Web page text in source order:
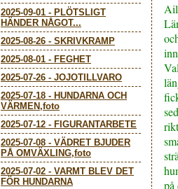
2025-09-01 - PLÖTSLIGT
HÄNDER NÅGOT...
2025-08-26 - SKRIVKRAMP
2025-08-01 - FEGHET
2025-07-26 - JOJOTILLVARO
2025-07-18 - HUNDARNA OCH
VÄRMEN,foto
2025-07-12 - FIGURANTARBETE
2025-07-08 - VÄDRET BJUDER
PÅ OMVÄXLING,foto
2025-07-02 - VARMT BLEV DET
FÖR HUNDARNA
på